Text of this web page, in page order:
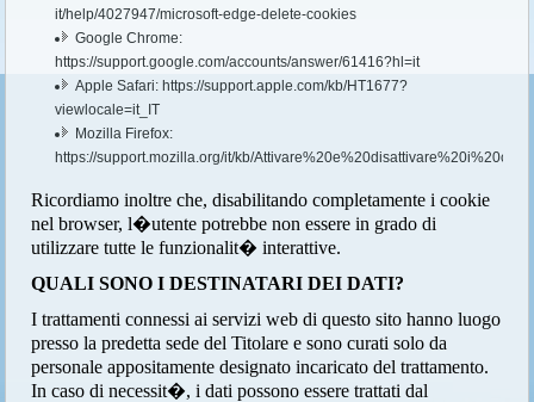
it/help/4027947/microsoft-edge-delete-cookies
Google Chrome:
https://support.google.com/accounts/answer/61416?hl=it
Apple Safari: https://support.apple.com/kb/HT1677?
viewlocale=it_IT
Mozilla Firefox:
https://support.mozilla.org/it/kb/
Ricordiamo inoltre che, disabilitando completamente i cookie
nel browser, l�utente potrebbe non essere in grado di
utilizzare tutte le funzionalit� interattive.
QUALI SONO I DESTINATARI DEI DATI?
I trattamenti connessi ai servizi web di questo sito hanno luogo
presso la predetta sede del Titolare e sono curati solo da
personale appositamente designato incaricato del trattamento.
In caso di necessit�, i dati possono essere trattati dal